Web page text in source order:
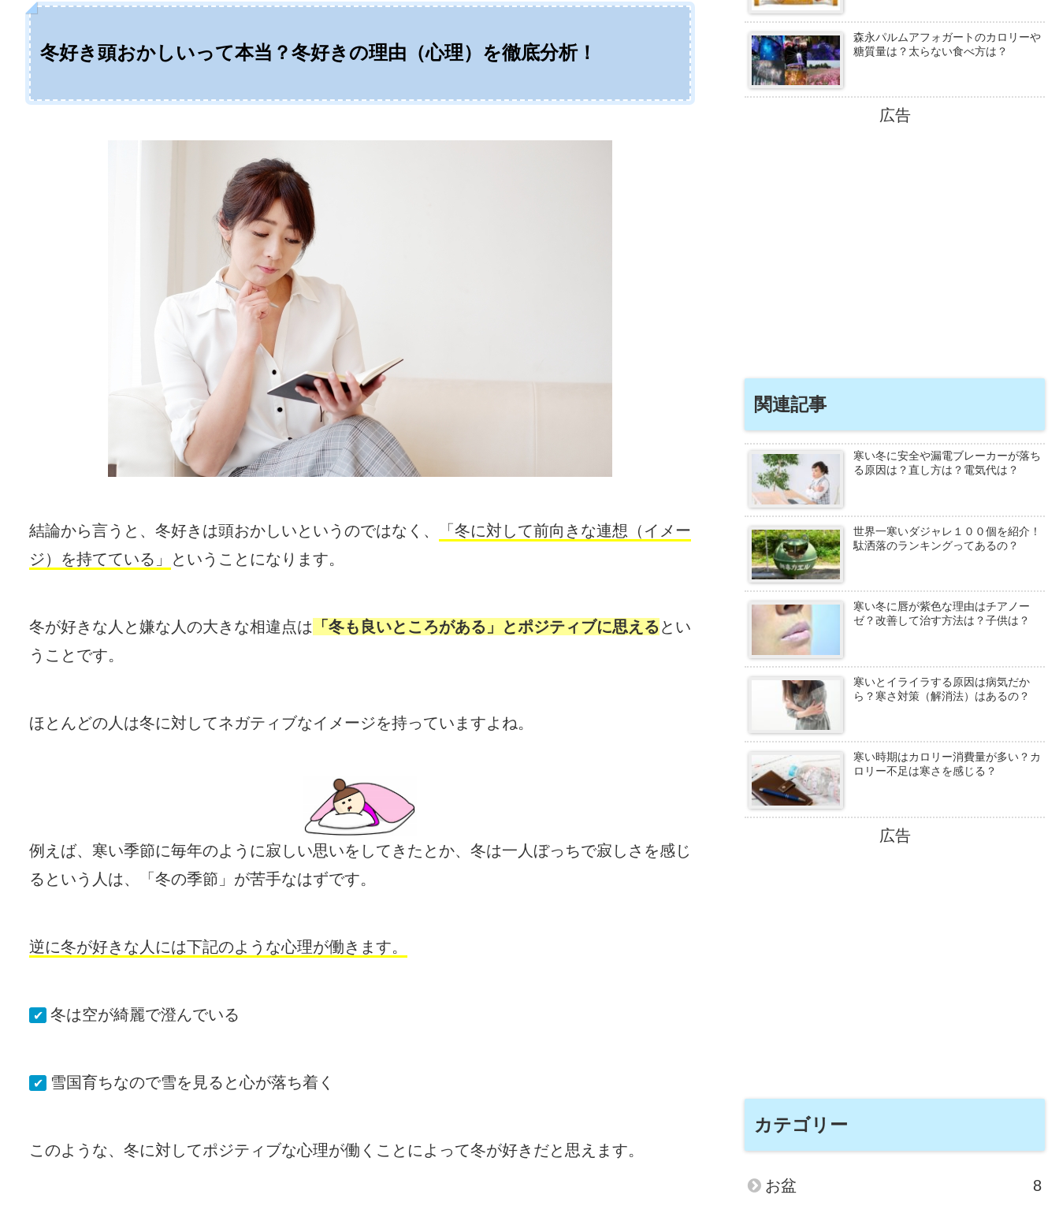
冬好き頭おかしいって本当？冬好きの理由（心理）を徹底分析！
結論から言うと、冬好きは頭おかしいというのではなく、
「冬に対して前向きな連想（イメー
ジ）を持てている」
ということになります。
冬が好きな人と嫌な人の大きな相違点は 「冬も良いところがある」とポジティブに思える とい
うことです。
ほとんどの人は冬に対してネガティブなイメージを持っていますよね。
例えば、寒い季節に毎年のように寂しい思いをしてきたとか、冬は一人ぼっちで寂しさを感じ
るという人は、「冬の季節」が苦手なはずです。
逆に冬が好きな人には下記のような心理が働きます。
✔ 冬は空が綺麗で澄んでいる
✔ 雪国育ちなので雪を見ると心が落ち着く
このような、冬に対してポジティブな心理が働くことによって冬が好きだと思えます。
森永パルムアフォガートのカロリーや
糖質量は？太らない食べ方は？
広告
関連記事
寒い冬に安全や漏電ブレーカーが落ち
る原因は？直し方は？電気代は？
世界一寒いダジャレ１００個を紹介！
駄洒落のランキングってあるの？
寒い冬に唇が紫色な理由はチアノー
ゼ？改善して治す方法は？子供は？
寒いとイライラする原因は病気だか
ら？寒さ対策（解消法）はあるの？
寒い時期はカロリー消費量が多い？カ
ロリー不足は寒さを感じる？
広告
カテゴリー
お盆 8